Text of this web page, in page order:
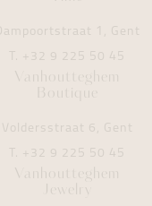
Dampoortstraat 1, Gent
T. +32 9 225 50 45
Vanhoutteghem
Boutique
Voldersstraat 6, Gent
T. +32 9 225 50 45
Vanhoutteghem
Jewelry